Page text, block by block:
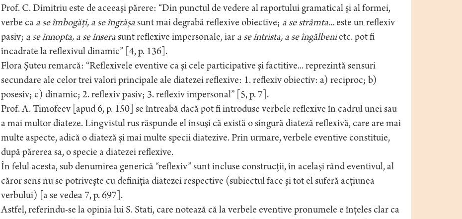
Prof. C. Dimitriu este de aceeaşi părere: “Din punctul de vedere al raportului gramatical şi al formei,
verbe ca a se îmbogăţi, a se îngrăşasunt mai degrabă reflexive obiective; a se strâmta...este un reflexiv
pasiv; a se înnopta, a se înserasunt reflexive impersonale, iar a se întrista, a se îngălbenietc. pot fi
încadrate la reflexivul dinamic” [4, p. 136].
Flora Şuteu remarcă: “Reflexivele eventive ca şi cele participative şi factitive... reprezintă sensuri
secundare ale celor trei valori principale ale diatezei reflexive: 1. reflexiv obiectiv: a) reciproc; b)
posesiv; c) dinamic; 2. reflexiv pasiv; 3. reflexiv impersonal” [5, p. 7].
Prof. A. Timofeev [apud 6, p. 150] se întreabă dacă pot fi introduse verbele reflexive în cadrul unei sau
a mai multor diateze. Lingvistul rus răspunde el însuşi că există o singură diateză reflexivă, care are mai
multe aspecte, adică o diateză şi mai multe specii diatezive. Prin urmare, verbele eventive constituie,
după părerea sa, o specie a diatezei reflexive.
În felul acesta, sub denumirea generică “reflexiv” sunt incluse construcţii, în acelaşi rând eventivul, al
căror sens nu se potriveşte cu definiţia diatezei respective (subiectul face şi tot el suferă acţiunea
verbului) [a se vedea 7, p. 697].
Astfel, referindu-se la opinia lui S. Stati, care notează că la verbele eventive pronumele e înţeles clar ca